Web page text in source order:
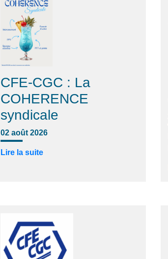
CFE-CGC : La
COHERENCE
syndicale
02 août 2026
Lire la suite